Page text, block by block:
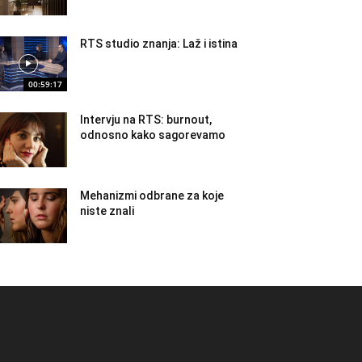
00:59:17
RTS studio znanja: Laž i istina
Intervju na RTS: burnout,
odnosno kako sagorevamo
Mehanizmi odbrane za koje
niste znali